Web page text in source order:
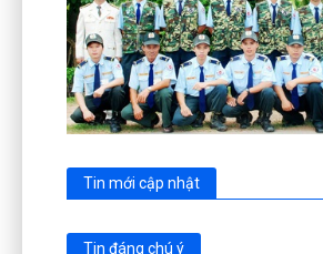
Tin mới cập nhật
Tin đáng chú ý